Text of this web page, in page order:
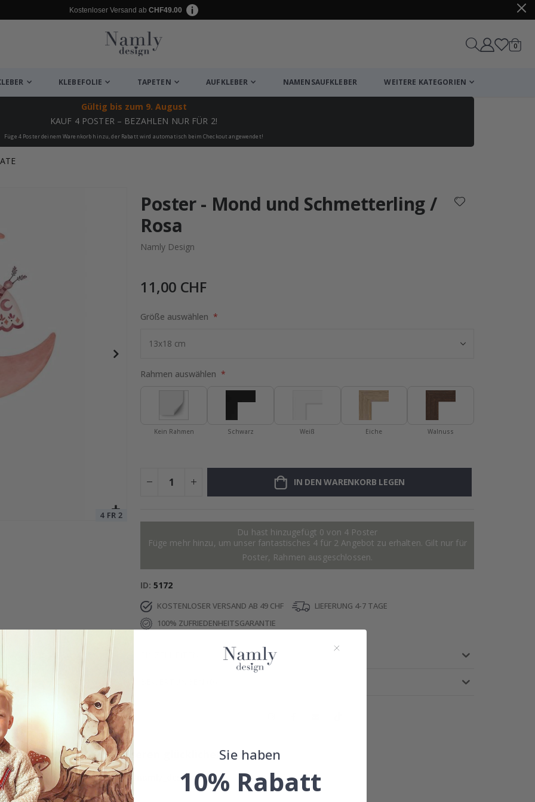
Kostenloser Versand ab CHF49.00
Wagen
0
KLEBEFOLIE TAPETEN AUFKLEBER NAMENSAUFKLEBER WEITERE KATEGORIEN
Gültig bis zum 9. August
KAUF 4 POSTER – BEZAHLEN NUR FÜR 2!
Füge 4 Poster deinem Warenkorb hinzu, der Rabatt wird automatisch beim Checkout angewendet!
-70 Stck
Poster - Mond und Schmetterling /
Rosa
Namly Design
11,00 CHF
Größe auswählen
Rahmen auswählen
Kein Rahmen Schwarz Weiß Eiche Walnuss
IN DEN WARENKORB LEGEN
Du hast hinzugefügt 0 von 4 Poster
Füge mehr hinzu, um unser fantastisches 4 für 2 Angebot zu erhalten. Gilt nur für
Poster, Rahmen ausgeschlossen.
ID 5172
KOSTENLOSER VERSAND AB 49 CHF
LIEFERUNG 4-7 TAGE
100% ZUFRIEDENHEITSGARANTIE
Inspiration von unseren glücklichen Kunden!
Teile dein Bild mit #namly_design
Sie haben
10% Rabatt